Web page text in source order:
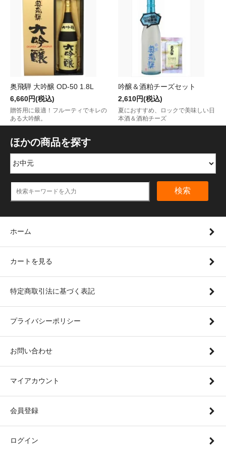
奥飛騨 大吟醸 OD-50 1.8L
6,660円(税込)
贈答用に最適！フルーティでキレの
ある大吟醸。
吟醸＆酒粕チーズセット
2,610円(税込)
夏におすすめ、ロックで美味しい日
本酒＆酒粕チーズ
ほかの商品を探す
検索
ホーム
カートを見る
特定商取引法に基づく表記
プライバシーポリシー
お問い合わせ
マイアカウント
会員登録
ログイン